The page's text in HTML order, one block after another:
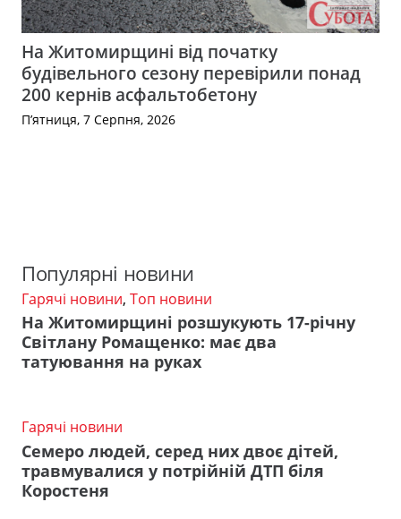
На Житомирщині від початку
будівельного сезону перевірили понад
200 кернів асфальтобетону
П’ятниця, 7 Серпня, 2026
Популярні новини
Гарячі новини, Топ новини
На Житомирщині розшукують 17-річну
Світлану Ромащенко: має два
татуювання на руках
Гарячі новини
Семеро людей, серед них двоє дітей,
травмувалися у потрійній ДТП біля
Коростеня